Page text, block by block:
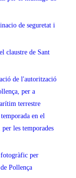
de seguretat i
claustre de Sant
de l'autorització
per a
terrestre
en el
les temporades
per
Pollença